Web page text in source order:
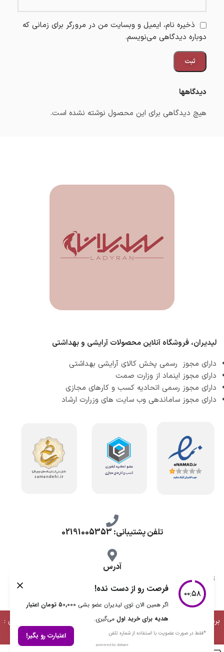
دیدگاهها
هیچ دیدگاهی برای این محصول نوشته نشده است.
ذخیره نام، ایمیل و وبسایت من در مرورگر برای زمانی که
دوباره دیدگاهی می‌نویسم.
لیدیران، فروشگاه آنلاین محصولات آرایشی و بهداشتی
دارای مجوز رسمی پخش کالای آرایشی بهداشتی
دارای مجوز اینماد از وزارت صمت
دارای مجوز رسمی اتحادیه کسب و کارهای مجازی
دارای مجوز ساماندهی وب سایت های وزرارت ارشاد
تلفن پشتیبانی: 02191005353
آدرس
تهران، طرشت شمالی، خ محمد حسینی، کوچه گلناز شرقی، پلاک 10.
برداشت مطالب با ذکر منبع بلامانع است | طراحی، توسعه و پشتیبانی :
دیمن ارتباط